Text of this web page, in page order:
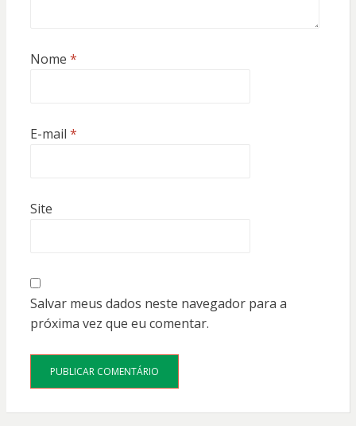
Nome *
E-mail *
Site
Salvar meus dados neste navegador para a
próxima vez que eu comentar.